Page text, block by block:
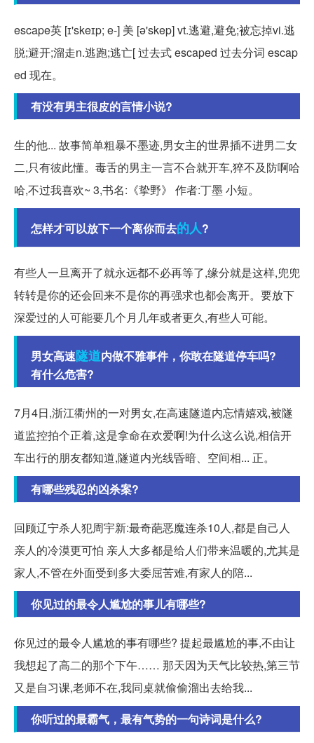
escape英 [ɪ'skeɪp; e-] 美 [ə'skep] vt.逃避,避免;被忘掉vi.逃
脱;避开;溜走n.逃跑;逃亡[ 过去式 escaped 过去分词 escap
ed 现在。
有没有男主很皮的言情小说?
生的他... 故事简单粗暴不墨迹,男女主的世界插不进男二女
二,只有彼此懂。毒舌的男主一言不合就开车,猝不及防啊哈
哈,不过我喜欢~ 3,书名:《挚野》 作者:丁墨 小短。
怎样才可以放下一个离你而去的人?
有些人一旦离开了就永远都不必再等了,缘分就是这样,兜兜
转转是你的还会回来不是你的再强求也都会离开。要放下
深爱过的人可能要几个月几年或者更久,有些人可能。
男女高速隧道内做不雅事件，你敢在隧道停车吗?
有什么危害?
7月4日,浙江衢州的一对男女,在高速隧道内忘情嬉戏,被隧
道监控拍个正着,这是拿命在欢爱啊!为什么这么说,相信开
车出行的朋友都知道,隧道内光线昏暗、空间相... 正。
有哪些残忍的凶杀案?
回顾辽宁杀人犯周宇新:最奇葩恶魔连杀10人,都是自己人
亲人的冷漠更可怕 亲人大多都是给人们带来温暖的,尤其是
家人,不管在外面受到多大委屈苦难,有家人的陪...
你见过的最令人尴尬的事儿有哪些?
你见过的最令人尴尬的事有哪些? 提起最尴尬的事,不由让
我想起了高二的那个下午…… 那天因为天气比较热,第三节
又是自习课,老师不在,我同桌就偷偷溜出去给我...
你听过的最霸气，最有气势的一句诗词是什么?